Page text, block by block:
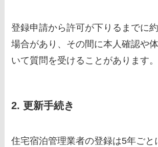
登録申請から許可が下りるまでに
場合があり、その間に本人確認や
いて質問を受けることがあります。
2. 更新手続き
住宅宿泊管理業者の登録は5年ごと